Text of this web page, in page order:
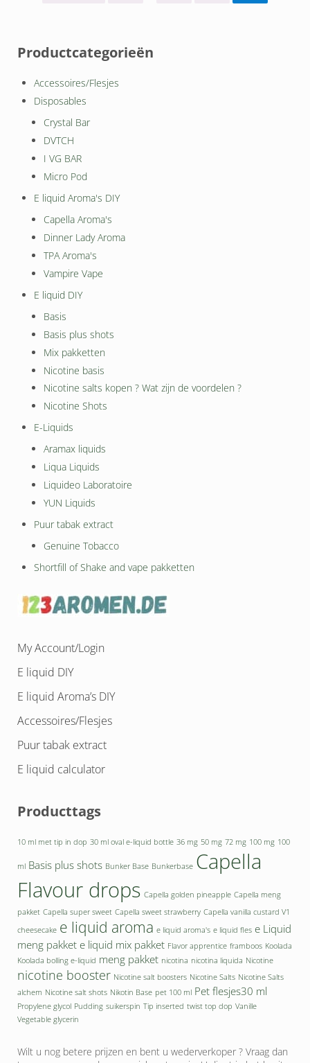
Sidebar
Productcategorieën
Accessoires/Flesjes
Disposables
Crystal Bar
DVTCH
I VG BAR
Micro Pod
E liquid Aroma's DIY
Capella Aroma's
Dinner Lady Aroma
TPA Aroma's
Vampire Vape
E liquid DIY
Basis
Basis plus shots
Mix pakketten
Nicotine basis
Nicotine salts kopen ? Wat zijn de voordelen ?
Nicotine Shots
E-Liquids
Aramax liquids
Liqua Liquids
Liquideo Laboratoire
YUN Liquids
Puur tabak extract
Genuine Tobacco
Shortfill of Shake and vape pakketten
My Account/Login
E liquid DIY
E liquid Aroma’s DIY
Accessoires/Flesjes
Puur tabak extract
E liquid calculator
Producttags
10 ml met tip in dop 30 ml oval e-liquid bottle 36 mg 50 mg 72 mg 100 mg 100
ml Basis plus shots Bunker Base Bunkerbase Capella
Flavour drops Capella golden pineapple Capella meng
pakket Capella super sweet Capella sweet strawberry Capella vanilla custard V1
cheesecake e liquid aroma e liquid aroma's e liquid fles e Liquid
meng pakket e liquid mix pakket Flavor apprentice framboos Koolada
Koolada bolling e-liquid meng pakket nicotina nicotina liquida Nicotine
nicotine booster Nicotine salt boosters Nicotine Salts Nicotine Salts
alchem Nicotine salt shots Nikotin Base pet 100 ml Pet flesjes30 ml
Propylene glycol Pudding suikerspin Tip inserted twist top dop Vanille
Vegetable glycerin
Wilt u nog betere prijzen en bent u wederverkoper ? Vraag dan